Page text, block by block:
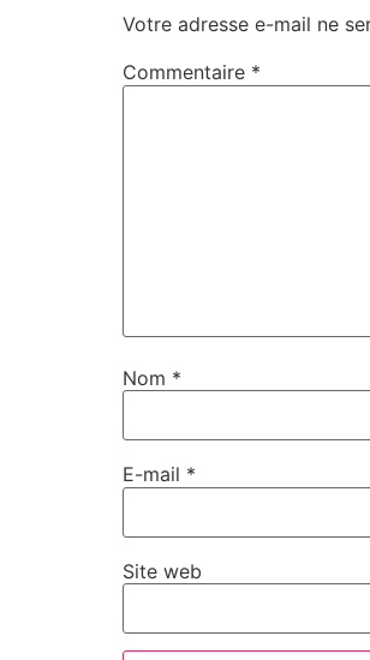
Votre adresse e-mail ne
Commentaire *
Nom *
E-mail *
Site web